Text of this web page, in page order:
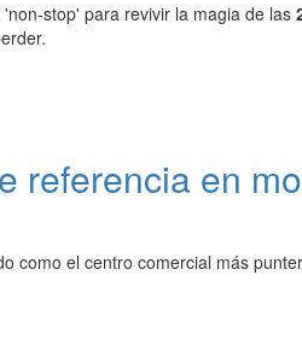
stop' para revivir la magia de las
referencia en
como el centro comercial más